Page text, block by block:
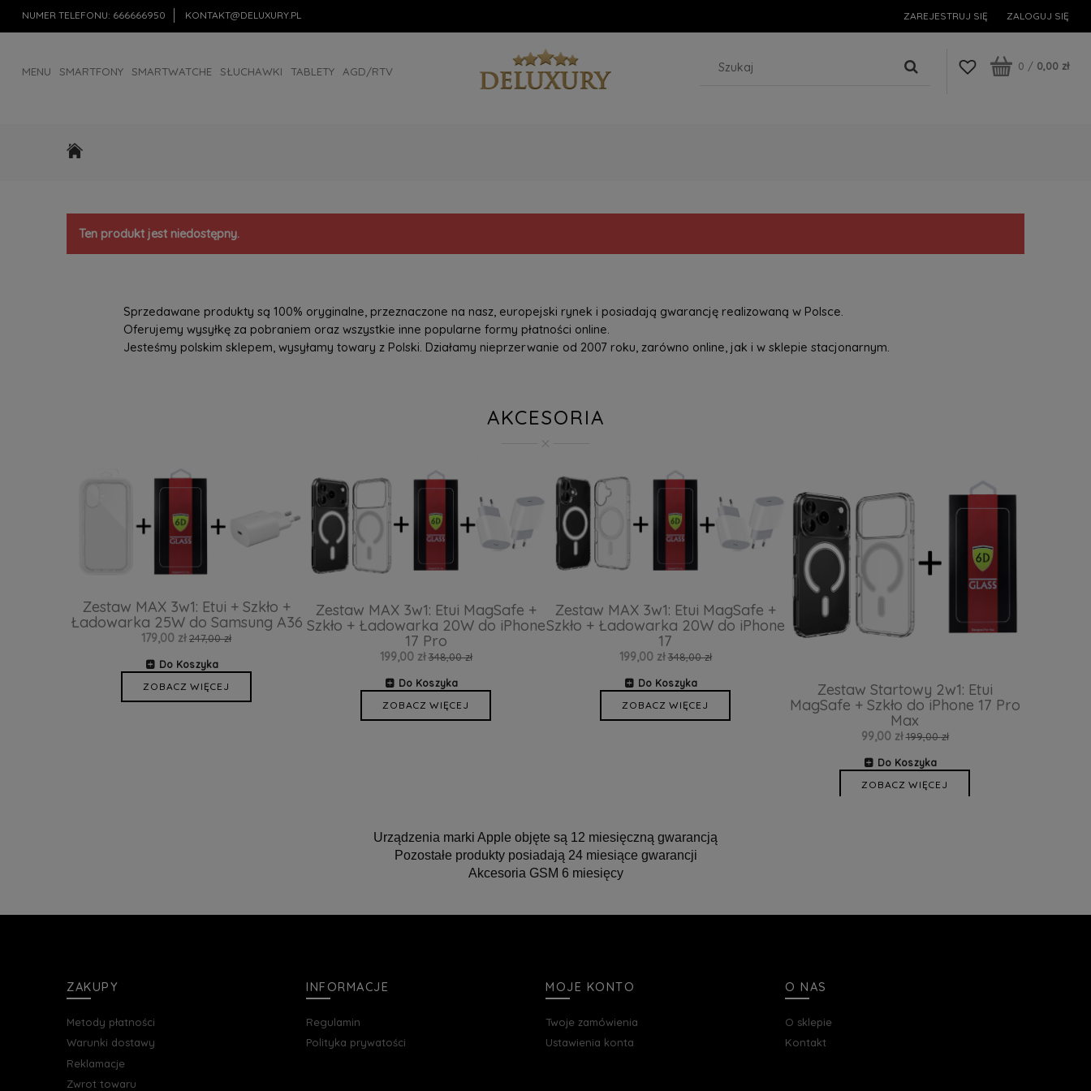
NUMER TELEFONU: 666666950 KONTAKT@DELUXURY.PL ZAREJESTRUJ SIĘ ZALOGUJ SIĘ
MENU SMARTFONY SMARTWATCHE SŁUCHAWKI TABLETY AGD/RTV 0 / 0,00 zł
Ten produkt jest niedostępny.
Sprzedawane produkty są 100% oryginalne, przeznaczone na nasz, europejski rynek i posiadają gwarancję realizowaną w Polsce.
Oferujemy wysyłkę za pobraniem oraz wszystkie inne popularne formy płatności online.
Jesteśmy polskim sklepem, wysyłamy towary z Polski. Działamy nieprzerwanie od 2007 roku, zarówno online, jak i w sklepie stacjonarnym.
AKCESORIA
Zestaw MAX 3w1: Etui + Szkło +
Ładowarka 25W do Samsung A36
179,00 zł 247,00 zł
Do Koszyka
ZOBACZ WIĘCEJ
Zestaw MAX 3w1: Etui MagSafe +
Szkło + Ładowarka 20W do iPhone
17 Pro
199,00 zł 348,00 zł
Do Koszyka
ZOBACZ WIĘCEJ
Zestaw MAX 3w1: Etui MagSafe +
Szkło + Ładowarka 20W do iPhone
17
199,00 zł 348,00 zł
Do Koszyka
ZOBACZ WIĘCEJ
Zestaw Startowy 2w1: Etui
MagSafe + Szkło do iPhone 17 Pro
Max
99,00 zł 199,00 zł
Do Koszyka
ZOBACZ WIĘCEJ
Urządzenia marki Apple objęte są 12 miesięczną gwarancją
Pozostałe produkty posiadają 24 miesiące gwarancji
Akcesoria GSM 6 miesięcy
ZAKUPY
Metody płatności
Warunki dostawy
Reklamacje
Zwrot towaru
INFORMACJE
Regulamin
Polityka prywatości
MOJE KONTO
Twoje zamówienia
Ustawienia konta
O NAS
O sklepie
Kontakt